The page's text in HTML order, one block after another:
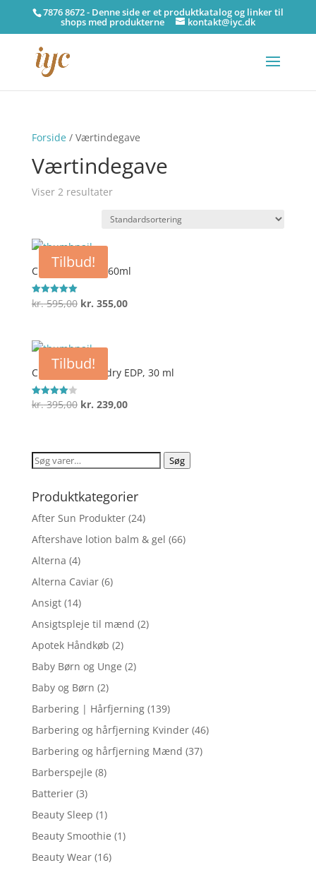
7876 8672 - Denne side er et produktkatalog og linker til
shops med produkterne kontakt@iyc.dk
Forside/ Værtindegave
Værtindegave
Viser 2 resultater
Tilbud!
Clean Skin EDP, 60ml
Vurderet
5
kr.595,00 Den
var:
kr. 595,00.
kr. 355,00Den
kr. 355,00.
Tilbud!
Clean Soft Laundry EDP, 30 ml
Vurderet
4
kr.395,00 Den
var:
kr. 395,00.
kr. 239,00Den
er:
kr. 239,00.
Søg
Søg
Produktkategorier
After Sun Produkter (24)
Aftershave lotion balm & gel (66)
Alterna (4)
Alterna Caviar (6)
Ansigt (14)
Ansigtspleje til mænd (2)
Apotek Håndkøb (2)
Baby Børn og Unge (2)
Baby og Børn (2)
Barbering | Hårfjerning (139)
Barbering og hårfjerning Kvinder (46)
Barbering og hårfjerning Mænd (37)
Barberspejle (8)
Batterier (3)
Beauty Sleep (1)
Beauty Smoothie (1)
Beauty Wear (16)